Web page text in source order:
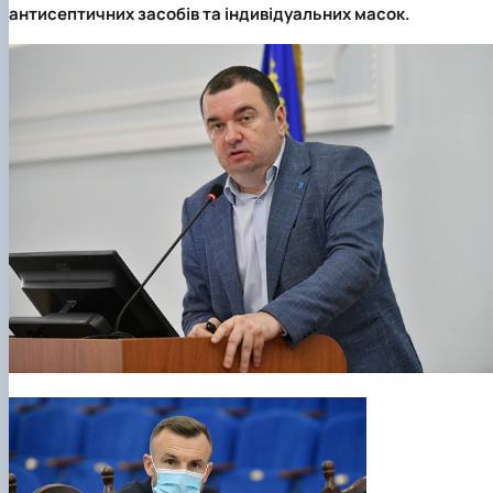
антисептичних засобів та індивідуальних масок.